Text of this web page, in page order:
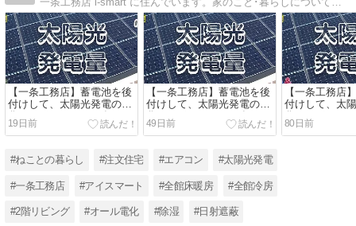
【一条工務店】蓄電池を後
付けして、太陽光発電の変
化をレポート｜2026年5月
期｜
19日前
【一条工務店】蓄電池を後
付けして、太陽光発電の変
化をレポート｜2026年4月
期｜
49日前
【一条工務店
付けして、太
化をレポート
期｜
80日前
#ねことの暮らし #注文住宅 #エアコン #太陽光発電
#一条工務店 #アイスマート #全館床暖房 #全館冷房
#2階リビング #オール電化 #除湿 #日射遮蔽